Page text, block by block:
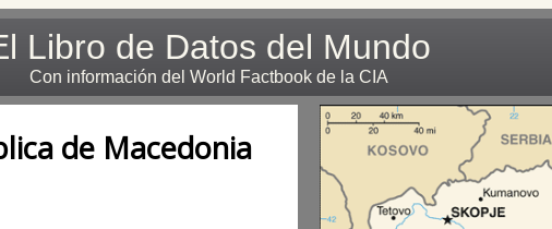
Libro de Datos del Mundo
Con información del World Factbook de la CIA
de Macedonia